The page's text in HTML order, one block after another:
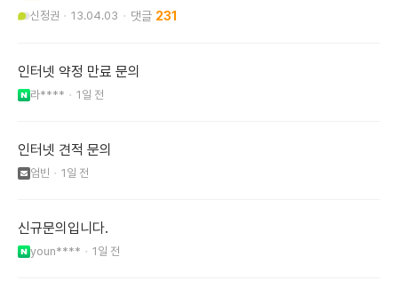
신정권 13.04.03 231
인터넷 약정 만료 문의
라**** 1일 전
인터넷 견적 문의
엄빈 1일 전
신규문의입니다.
youn**** 1일 전